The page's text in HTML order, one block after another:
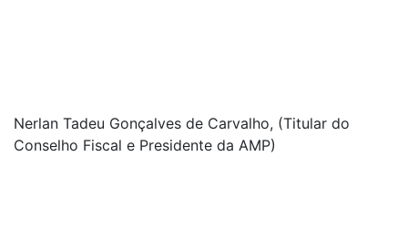
Nerlan Tadeu Gonçalves de Carvalho, (Titular do
Conselho Fiscal e Presidente da AMP)